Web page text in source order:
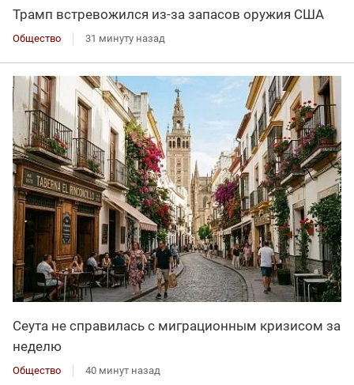
Трамп встревожился из-за запасов оружия США
Общество 31 минуту назад
Сеута не справилась с миграционным кризисом за
неделю
Общество 40 минут назад